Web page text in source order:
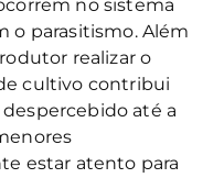
no sistema
o parasitismo. Além
realizar o
cultivo contribui
até a
estar atento para